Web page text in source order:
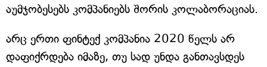
აუმჯობესებს კომპანიებს შორის კოლაბორაციას.
არც ერთი ფინტექ კომპანია 2020 წელს არ
დაფიქრდება იმაზე, თუ სად უნდა განთავსდეს